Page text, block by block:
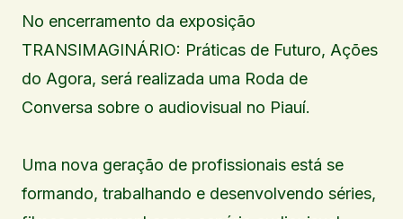
No encerramento da exposição
TRANSIMAGINÁRIO: Práticas de Futuro, Ações
do Agora, será realizada uma Roda de
Conversa sobre o audiovisual no Piauí.
Uma nova geração de profissionais está se
formando, trabalhando e desenvolvendo séries,